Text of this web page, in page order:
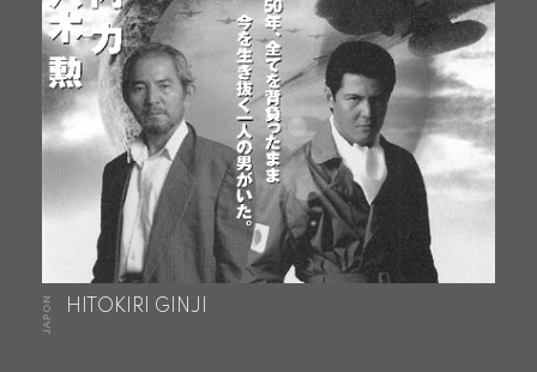
JAPON HITOKIRI GINJI